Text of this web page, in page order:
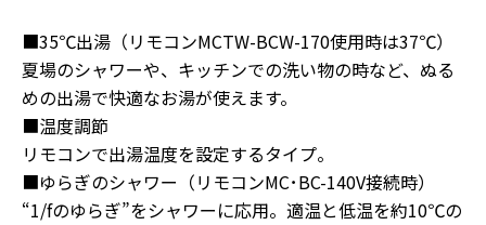
■35℃出湯（リモコンMCTW-BCW-170使用時は37℃）
夏場のシャワーや、キッチンでの洗い物の時など、ぬる
めの出湯で快適なお湯が使えます。
■温度調節
リモコンで出湯温度を設定するタイプ。
■ゆらぎのシャワー（リモコンMC･BC-140V接続時）
“1/fのゆらぎ”をシャワーに応用。適温と低温を約10℃の